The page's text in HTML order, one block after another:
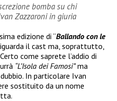
bomba su chi
Zazzaroni in giuria
edizione di “Ballando con le
il cast ma, soprattutto,
come saprete l’addio di
“L’Isola dei Famosi”ma
In particolare Ivan
sostituito da un nome